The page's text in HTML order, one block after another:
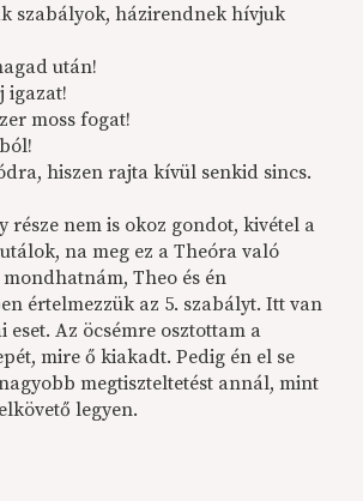
szabályok, házirendnek hívjuk
után!
igazat!
moss fogat!
hiszen rajta kívül senkid sincs.
része nem is okoz gondot, kivétel a
na meg ez a Theóra való
mondhatnám, Theo és én
értelmezzük az 5. szabályt. Itt van
eset. Az öcsémre osztottam a
mire ő kiakadt. Pedig én el se
megtiszteltetést annál, mint
legyen.